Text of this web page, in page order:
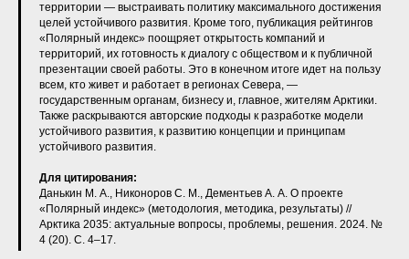
территории — выстраивать политику максимального достижения
целей устойчивого развития. Кроме того, публикация рейтингов
«Полярный индекс» поощряет открытость компаний и
территорий, их готовность к диалогу с обществом и к публичной
презентации своей работы. Это в конечном итоге идет на пользу
всем, кто живет и работает в регионах Севера, —
государственным органам, бизнесу и, главное, жителям Арктики.
Также раскрываются авторские подходы к разработке модели
устойчивого развития, к развитию концепции и принципам
устойчивого развития.
Для цитирования:
Данькин М. А., Никоноров С. М., Дементьев А. А. О проекте
«Полярный индекс» (методология, методика, результаты) //
Арктика 2035: актуальные вопросы, проблемы, решения. 2024. №
4 (20). С. 4–17.